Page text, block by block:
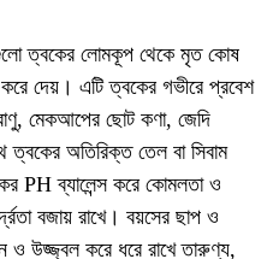
ত্বকের লোমকূপ থেকে মৃত কোষ
দেয়। এটি ত্বকের গভীরে প্রবেশ
মেকআপের ছোট কণা, জেদি
ত্বকের অতিরিক্ত তেল বা সিবাম
PH ব্যালেন্স করে কোমলতা ও
বজায় রাখে। বয়সের ছাপ ও
ও উজ্জ্বল করে ধরে রাখে তারুণ্য,